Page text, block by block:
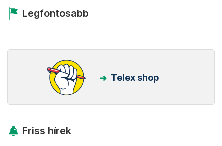
Legfontosabb
Telex shop
Friss hírek